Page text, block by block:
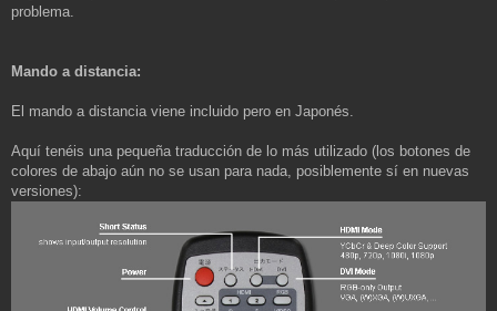
problema.
Mando a distancia:
El mando a distancia viene incluido pero en Japonés.
Aquí tenéis una pequeña traducción de lo más utilizado (los botones de
colores de abajo aún no se usan para nada, posiblemente sí en nuevas
versiones):